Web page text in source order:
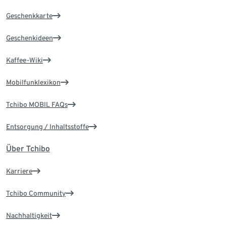
Geschenkkarte
Geschenkideen
Kaffee-Wiki
Mobilfunklexikon
Tchibo MOBIL FAQs
Entsorgung / Inhaltsstoffe
Über Tchibo
Karriere
Tchibo Community
Nachhaltigkeit